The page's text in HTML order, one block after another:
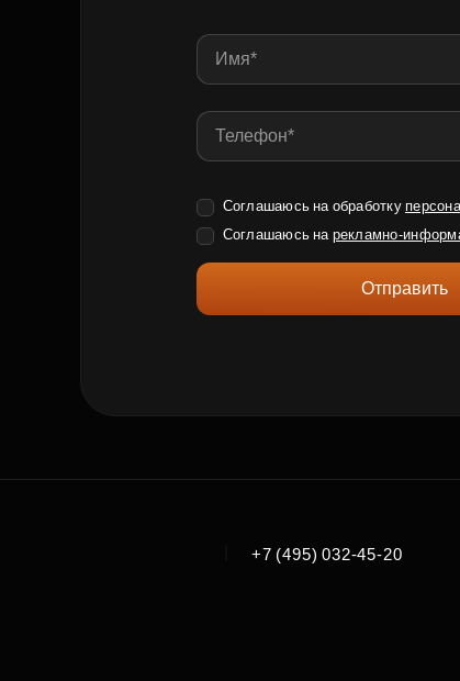
Соглашаюсь на обработку
Соглашаюсь на рекламно-
Отправить
+7 (495) 032-45-20